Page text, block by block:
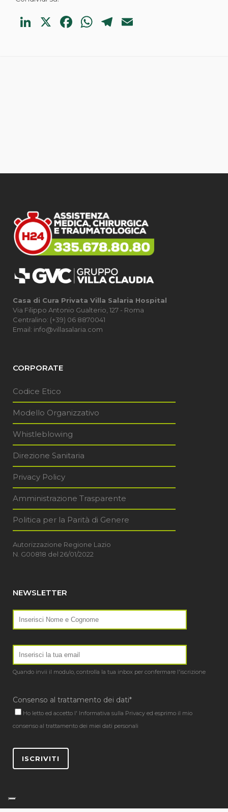
LinkedIn
X Facebook
WhatsApp
Telegram
Casa di Cura Privata Villa Salaria Hospital
Via Filippo Antonio Gualterio, 127 - Roma
Centralino: (+39) 06 8870041
Email: info@villasalaria.com
CORPORATE
Codice Etico
Modello Organizzativo
Whistleblowing
Direzione Sanitaria
Privacy Policy
Amministrazione Trasparente
Politica per la Parità di Genere
Autorizzazione Regione Lazio
N. G00818 del 26/01/2022
NEWSLETTER
Quando invii il modulo, controlla la tua inbox per confermare l'iscrizione
Consenso al trattamento dei dati*
Ho letto ed accetto l' Informativa sulla Privacy ed esprimo il mio
consenso al trattamento dei miei dati personali
ISCRIVITI